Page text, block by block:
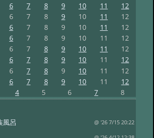
6 7 8 9 10 11 12
6 7 8 9 10 11 12
6 7 8 9 10 11 12
6 7 8 9 10 11 12
6 7 8 9 10 11 12
6 7 8 9 10 11 12
6 7 8 9 10 11 12
6 7 8 9 10 11 12
4 5 6 7 8
風呂 @ '26 7/15 20:22